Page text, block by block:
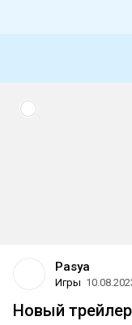
Pasya
Игры
Новый